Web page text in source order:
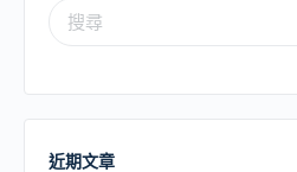
近期文章